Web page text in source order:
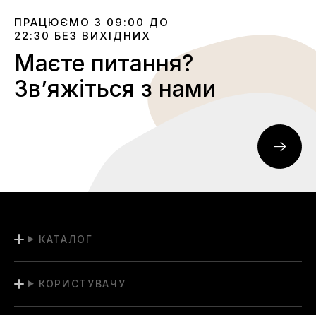
ПРАЦЮЄМО З 09:00 ДО
22:30 БЕЗ ВИХІДНИХ
Маєте питання?
Звʼяжіться з нами
КАТАЛОГ
КОРИСТУВАЧУ